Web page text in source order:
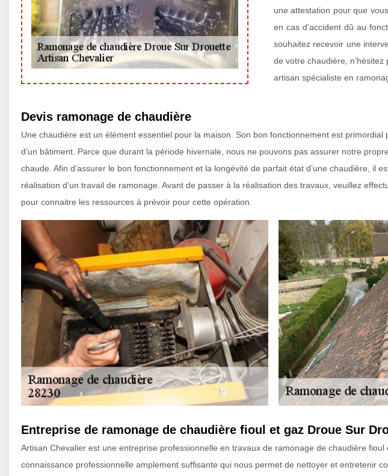
une attestation pour que
en cas d’accident dû au
souhaitez recevoir une
de votre chaudière,
artisan spécialiste en
Devis ramonage de chaudière
Une chaudière est un élément essentiel pour la maison. Son bon fonctionnement est primordial
d’un bâtiment. Parce que durant la période hivernale, nous ne pouvons pas assurer notre
chaude. Afin d’assurer le bon fonctionnement et la longévité de parfait état d’une chaudière, il
réalisation d’un travail de ramonage. Avant de passer à la réalisation des travaux, veuillez
pour connaitre les ressources à prévoir pour cette opération.
Entreprise de ramonage de chaudière fioul et gaz Droue Sur
Artisan Chevalier est une entreprise professionnelle en travaux de ramonage de chaudière fioul
connaissance professionnelle amplement suffisante qui nous permet de nettoyer et entretenir